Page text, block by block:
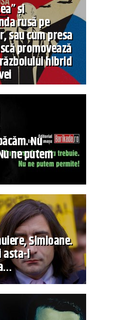
și
rusă pe
sau cum presa
promovează
hibrid
Nu
ne putem
Simioane.
asta-i